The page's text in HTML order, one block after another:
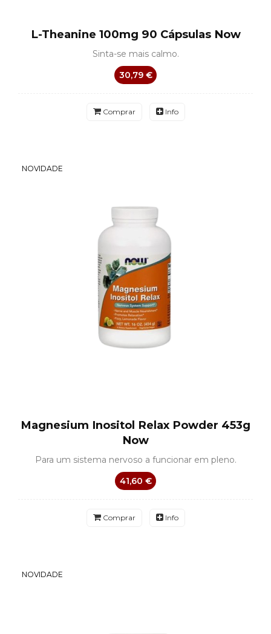
L-Theanine 100mg 90 Cápsulas Now
Sinta-se mais calmo.
30,79 €
Comprar Info
NOVIDADE
Magnesium Inositol Relax Powder 453g
Now
Para um sistema nervoso a funcionar em pleno.
41,60 €
Comprar Info
NOVIDADE